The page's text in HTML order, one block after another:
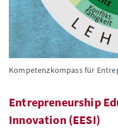
Kompetenzkompass für
Entrepreneurship
Innovation (EESI)